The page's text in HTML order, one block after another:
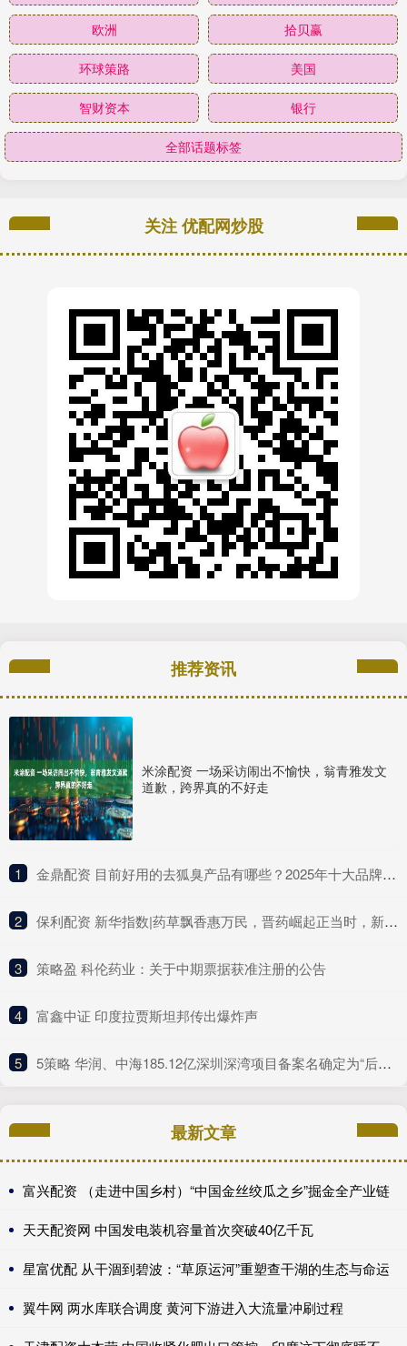
欧洲 拾贝赢
环球策路 美国
智财资本 银行
全部话题标签
关注 优配网炒股
推荐资讯
米涂配资 一场采访闹出不愉快，翁青雅发文
道歉，跨界真的不好走
1 ​金鼎配资 目前好用的去狐臭产品有哪些？2025年十大品牌排行榜，这款实力派
2 ​保利配资 新华指数|药草飘香惠万民，晋药崛起正当时，新华（山西）“十大晋药”中药材价格指数亮相中国品牌日活动
3 ​策略盈 科伦药业：关于中期票据获准注册的公告
4 ​富鑫中证 印度拉贾斯坦邦传出爆炸声
5 ​5策略 华润、中海185.12亿深圳深湾项目备案名确定为“后海沄玺花园”
最新文章
富兴配资 （走进中国乡村）“中国金丝绞瓜之乡”掘金全产业链
天天配资网 中国发电装机容量首次突破40亿千瓦
星富优配 从干涸到碧波：“草原运河”重塑查干湖的生态与命运
翼牛网 两水库联合调度 黄河下游进入大流量冲刷过程